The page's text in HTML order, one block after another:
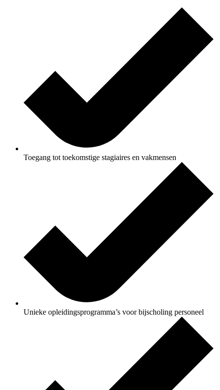
Toegang tot toekomstige stagiaires en vakmensen
Unieke opleidingsprogramma’s voor bijscholing personeel